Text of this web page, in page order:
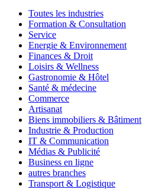
Toutes les industries
Formation & Consultation
Service
Energie & Environnement
Finances & Droit
Loisirs & Wellness
Gastronomie & Hôtel
Santé & médecine
Commerce
Artisanat
Biens immobiliers & Bâtiment
Industrie & Production
IT & Communication
Médias & Publicité
Business en ligne
autres branches
Transport & Logistique